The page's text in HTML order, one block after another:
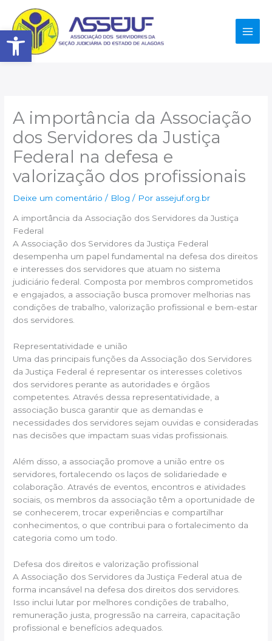
Abrir a barra de
para
o
conteúdo
A importância da Associação
dos Servidores da Justiça
Federal na defesa e
valorização dos profissionais
Deixe um comentário / Blog / Por assejuf.org.br
A importância da Associação dos Servidores da Justiça
Federal
A Associação dos Servidores da Justiça Federal
desempenha um papel fundamental na defesa dos direitos
e interesses dos servidores que atuam no sistema
judiciário federal. Composta por membros comprometidos
e engajados, a associação busca promover melhorias nas
condições de trabalho, valorização profissional e bem-estar
dos servidores.
Representatividade e união
Uma das principais funções da Associação dos Servidores
da Justiça Federal é representar os interesses coletivos
dos servidores perante as autoridades e órgãos
competentes. Através dessa representatividade, a
associação busca garantir que as demandas e
necessidades dos servidores sejam ouvidas e consideradas
nas decisões que impactam suas vidas profissionais.
Além disso, a associação promove a união entre os
servidores, fortalecendo os laços de solidariedade e
colaboração. Através de eventos, encontros e atividades
sociais, os membros da associação têm a oportunidade de
se conhecerem, trocar experiências e compartilhar
conhecimentos, o que contribui para o fortalecimento da
categoria como um todo.
Defesa dos direitos e valorização profissional
A Associação dos Servidores da Justiça Federal atua de
forma incansável na defesa dos direitos dos servidores.
Isso inclui lutar por melhores condições de trabalho,
remuneração justa, progressão na carreira, capacitação
profissional e benefícios adequados.